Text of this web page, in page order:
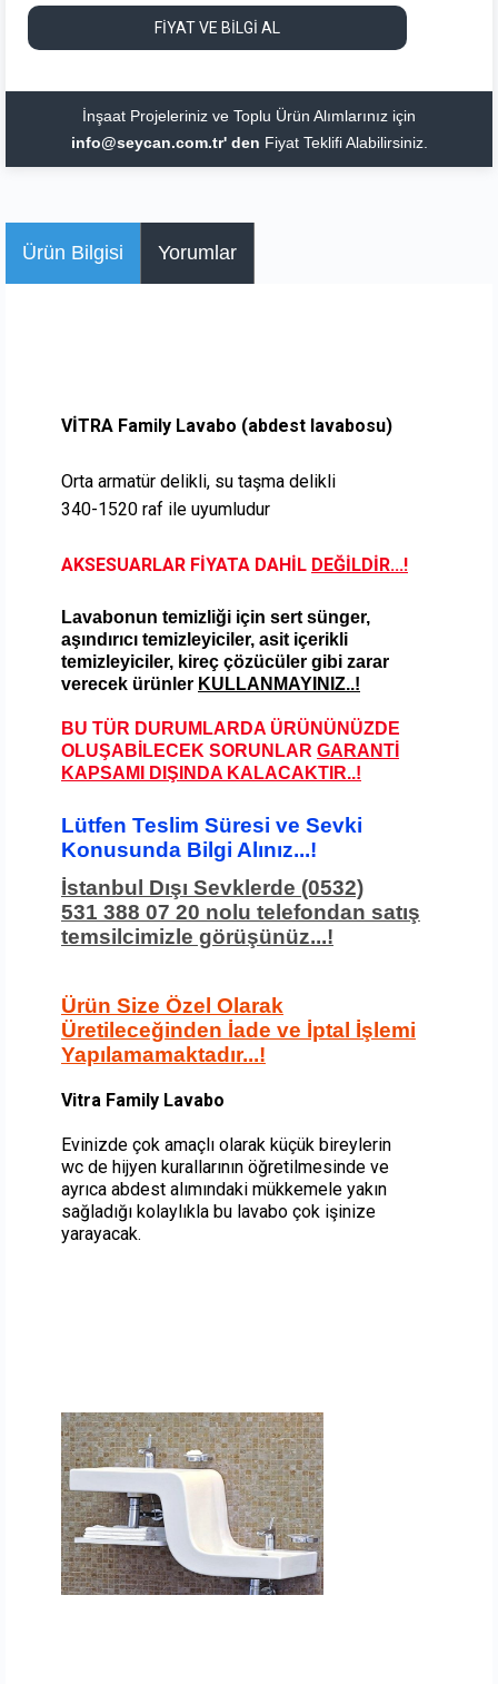
FİYAT VE BİLGİ AL
İnşaat Projeleriniz ve Toplu Ürün Alımlarınız için
info@seycan.com.tr' den Fiyat Teklifi Alabilirsiniz.
Ürün Bilgisi Yorumlar
VİTRA Family Lavabo (abdest lavabosu)
Orta armatür delikli, su taşma delikli
340-1520 raf ile uyumludur
AKSESUARLAR FİYATA DAHİL DEĞİLDİR...!
Lavabonun temizliği için sert sünger,
aşındırıcı temizleyiciler, asit içerikli
temizleyiciler, kireç çözücüler gibi zarar
verecek ürünler KULLANMAYINIZ..!
BU TÜR DURUMLARDA ÜRÜNÜNÜZDE
OLUŞABİLECEK SORUNLAR GARANTİ
KAPSAMI DIŞINDA KALACAKTIR..!
Lütfen Teslim Süresi ve Sevki
Konusunda Bilgi Alınız...!
İstanbul Dışı Sevklerde (0532)
531 388 07 20 nolu telefondan satış
temsilcimizle görüşünüz...!
Ürün Size Özel Olarak
Üretileceğinden İade ve İptal İşlemi
Yapılamamaktadır...!
Vitra Family Lavabo
Evinizde çok amaçlı olarak küçük bireylerin
wc de hijyen kurallarının öğretilmesinde ve
ayrıca abdest alımındaki mükkemele yakın
sağladığı kolaylıkla bu lavabo çok işinize
yarayacak.